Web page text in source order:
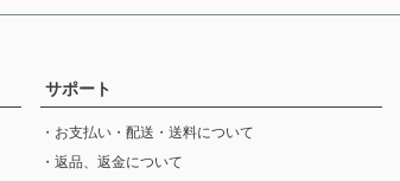
サポート
・お支払い・配送・送料について
・返品、返金について